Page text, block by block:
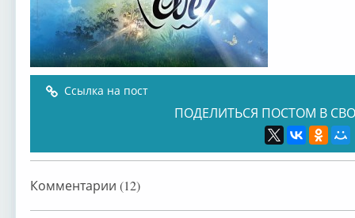
Ссылка на пост
ПОДЕЛИТЬСЯ ПОСТОМ В
Комментарии (12)